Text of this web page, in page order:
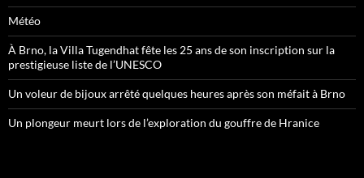
Météo
À Brno, la Villa Tugendhat fête les 25 ans de son inscription sur la
prestigieuse liste de l’UNESCO
Un voleur de bijoux arrêté quelques heures après son méfait à Brno
Un plongeur meurt lors de l’exploration du gouffre de Hranice